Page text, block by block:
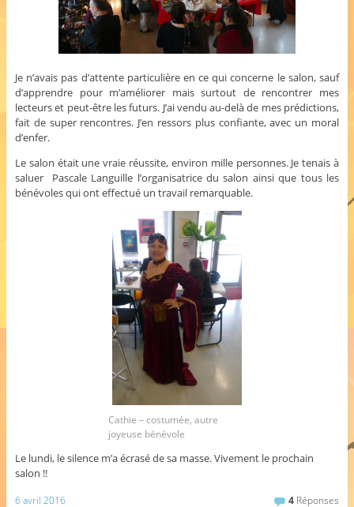
Je n’avais pas d’attente particulière en ce qui concerne le salon, sauf
d’apprendre pour m’améliorer mais surtout de rencontrer mes
lecteurs et peut-être les futurs. J’ai vendu au-delà de mes prédictions,
fait de super rencontres. J’en ressors plus confiante, avec un moral
d’enfer.
Le salon était une vraie réussite, environ mille personnes. Je tenais à
saluer Pascale Languille l’organisatrice du salon ainsi que tous les
bénévoles qui ont effectué un travail remarquable.
Cathie – costumée, autre
joyeuse bénévole
Le lundi, le silence m’a écrasé de sa masse. Vivement le prochain
salon !!
6 avril 2016 4 Réponses